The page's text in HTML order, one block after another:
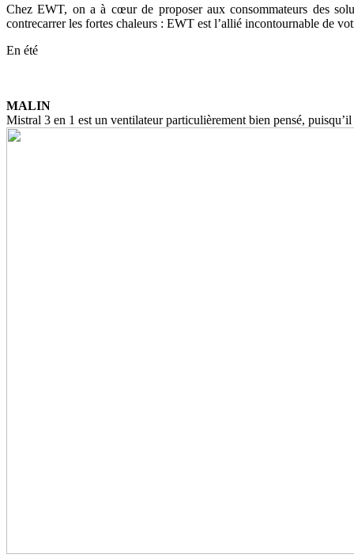
Chez EWT, on a à cœur de proposer aux consommateurs des
contrecarrer les fortes chaleurs : EWT est l’allié incontournable de
En été
MALIN
Mistral 3 en 1 est un ventilateur particulièrement bien pensé,